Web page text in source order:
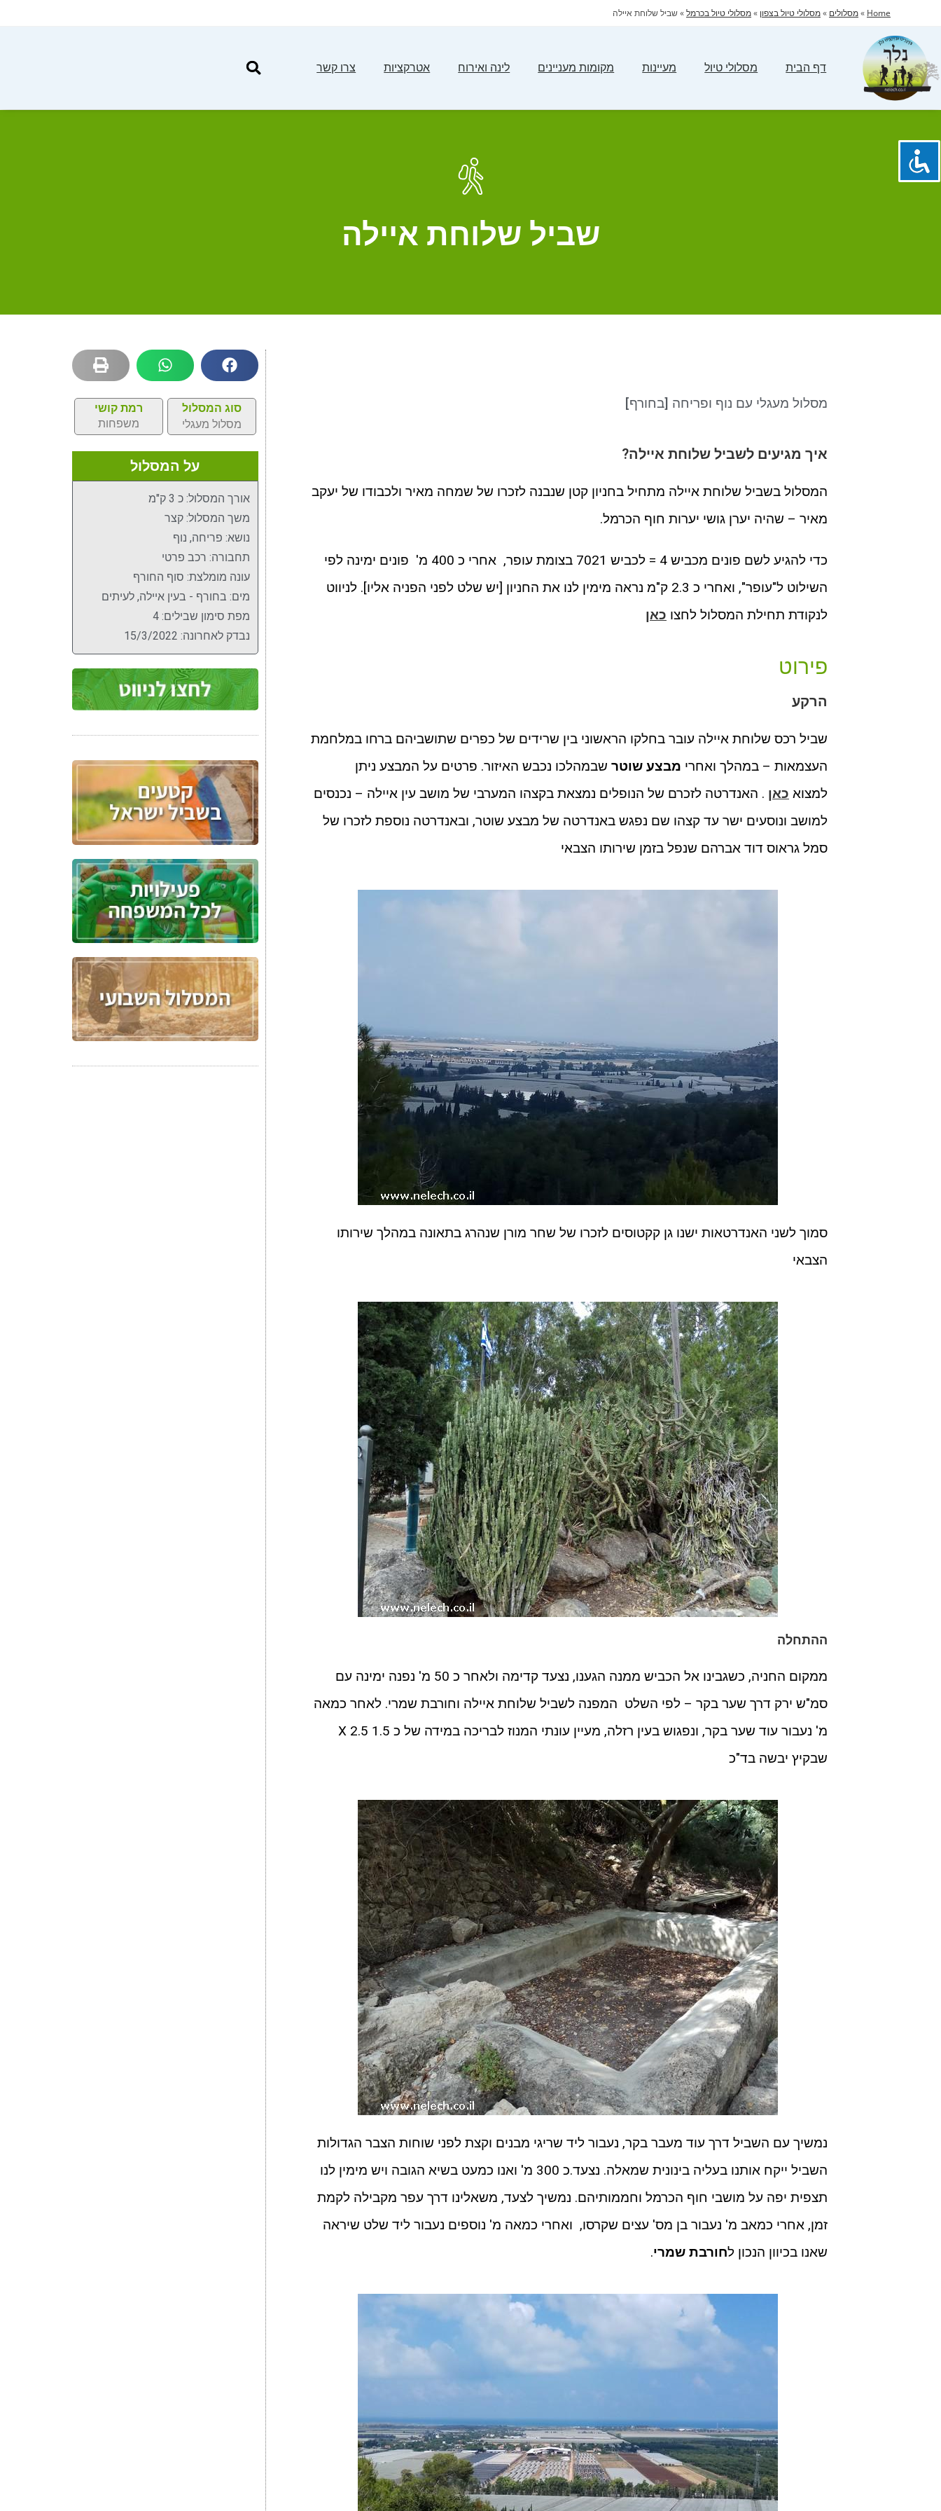
Home
»מסלולים »מסלולי טיול בצפון »מסלולי טיול בכרמל»שביל שלוחת איילה
דף הבית מסלולי טיול מעיינות מקומות מעניינים לינה ואירוח אטרקציות צרו קשר
שביל שלוחת איילה
מסלול מעגלי עם נוף ופריחה [בחורף]
איך מגיעים לשביל שלוחת איילה?
המסלול בשביל שלוחת איילה מתחיל בחניון קטן שנבנה לזכרו של שמחה מאיר ולכבודו של יעקב
מאיר – שהיה יערן גושי יערות חוף הכרמל.
כדי להגיע לשם פונים מכביש 4 = לכביש 7021 בצומת עופר, אחרי כ 400 מ' פונים ימינה לפי
השילוט ל"עופר", ואחרי כ 2.3 ק"מ נראה מימין לנו את החניון [יש שלט לפני הפניה אליו]. לניווט
לנקודת תחילת המסלול לחצו כאן
פירוט
הרקע
שביל רכס שלוחת איילה עובר בחלקו הראשוני בין שרידים של כפרים שתושביהם ברחו במלחמת
העצמאות – במהלך ואחרי מבצע שוטר שבמהלכו נכבש האיזור. פרטים על המבצע ניתן
למצוא כאן . האנדרטה לזכרם של הנופלים נמצאת בקצהו המערבי של מושב עין איילה – נכנסים
למושב ונוסעים ישר עד קצהו שם נפגש באנדרטה של מבצע שוטר, ובאנדרטה נוספת לזכרו של
סמל גראוס דוד אברהם שנפל בזמן שירותו הצבאי
סמוך לשני האנדרטאות ישנו גן קקטוסים לזכרו של שחר מורן שנהרג בתאונה במהלך שירותו
הצבאי
ההתחלה
ממקום החניה, כשגבינו אל הכביש ממנה הגענו, נצעד קדימה ולאחר כ 50 מ' נפנה ימינה עם
סמ"ש ירק דרך שער בקר – לפי השלט המפנה לשביל שלוחת איילה וחורבת שמרי. לאחר כמאה
מ' נעבור עוד שער בקר, ונפגוש בעין רזלה, מעיין עונתי המנוז לבריכה במידה של כ 1.5 X 2.5
שבקיץ יבשה בד"כ
נמשיך עם השביל דרך עוד מעבר בקר, נעבור ליד שריגי מבנים וקצת לפני שוחות הצבר הגדולות
השביל ייקח אותנו בעליה בינונית שמאלה. נצעד.כ 300 מ' ואנו כמעט בשיא הגובה ויש מימין לנו
תצפית יפה על מושבי חוף הכרמל וחממותיהם. נמשיך לצעד, משאלינו דרך עפר מקבילה לקמת
זמן, אחרי כמאב מ' נעבור בן מס' עצים שקרסו, ואחרי כמאה מ' נוספים נעבור ליד שלט שיראה
שאנו בכיוון הנכון לחורבת שמרי.
סוג המסלול
מסלול מעגלי
רמת קושי
משפחות
על המסלול
אורך המסלול: כ 3 ק"מ
משך המסלול: קצר
נושא: פריחה, נוף
תחבורה: רכב פרטי
עונה מומלצת: סוף החורף
מים: בחורף - בעין איילה, לעיתים
מפת סימון שבילים: 4
נבדק לאחרונה: 15/3/2022